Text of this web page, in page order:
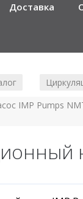
Доставка
IMP Pumps